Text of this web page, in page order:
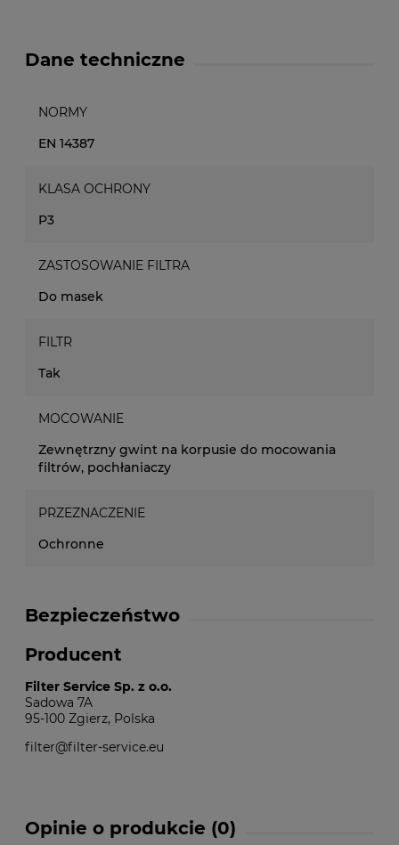
Dane techniczne
NORMY
EN 14387
KLASA OCHRONY
P3
ZASTOSOWANIE FILTRA
Do masek
FILTR
Tak
MOCOWANIE
Zewnętrzny gwint na korpusie do mocowania
filtrów, pochłaniaczy
PRZEZNACZENIE
Ochronne
Bezpieczeństwo
Producent
Filter Service Sp. z o.o.
Sadowa 7A
95-100 Zgierz, Polska
filter@filter-service.eu
Opinie o produkcie (0)